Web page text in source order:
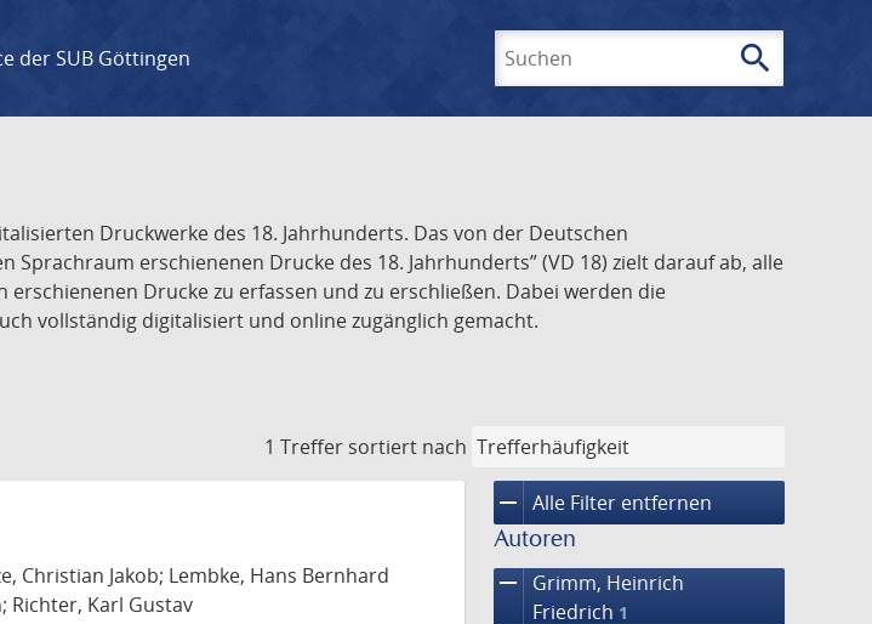
der SUB Göttingen search
Druckwerke des 18. Jahrhunderts. Das von der Deutschen
erschienenen Drucke des 18. Jahrhunderts” (VD 18) zielt darauf ab, alle
Drucke zu erfassen und zu erschließen. Dabei werden die
vollständig digitalisiert und online zugänglich gemacht.
1 Treffer sortiert nach
remove Alle Filter entfernen
Autoren
remove
Grimm, Heinrich
Friedrich 1
Christian Jakob; Lembke, Hans Bernhard
Richter, Karl Gustav